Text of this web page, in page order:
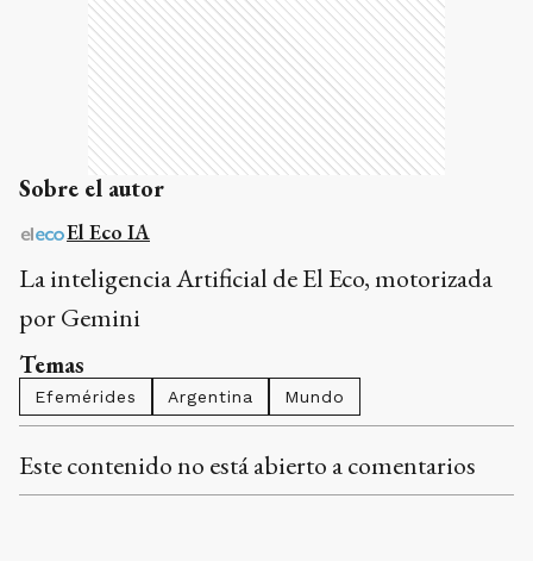
Sobre el autor
El Eco IA
La inteligencia Artificial de El Eco, motorizada
por Gemini
Temas
Efemérides Argentina Mundo
Este contenido no está abierto a comentarios